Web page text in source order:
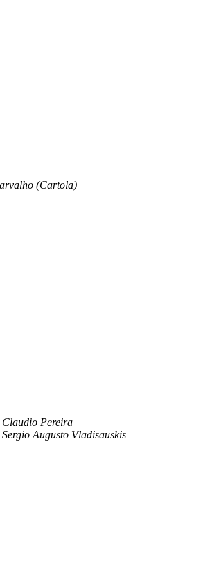
(Cartola)
Claudio Pereira
Sergio Augusto Vladisauskis